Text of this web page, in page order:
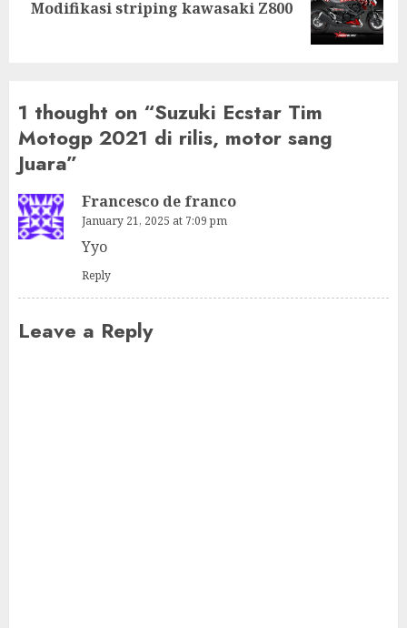
Modifikasi striping kawasaki Z800
1 thought on “Suzuki Ecstar Tim
Motogp 2021 di rilis, motor sang
Juara”
Francesco de franco
January 21, 2025 at 7:09 pm
Yyo
Reply
Leave a Reply